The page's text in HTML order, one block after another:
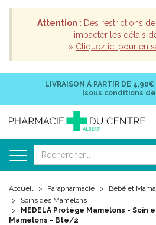
Attention : Des restrictions
impacter les délais
» Cliquez ici pour en
LIVRAISON À PARTIR DE
(sous conditions
Accueil Parapharmacie Bébé et
Soins des Mamelons
MEDELA Protège Mamelons - Soin
Mamelons - Bte/2